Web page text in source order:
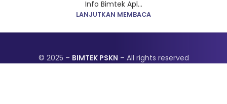
Info Bimtek Apl...
LANJUTKAN MEMBACA
© 2025 – BIMTEK PSKN – All rights reserved